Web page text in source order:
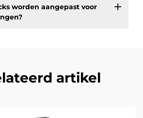
worden aangepast voor
artikel